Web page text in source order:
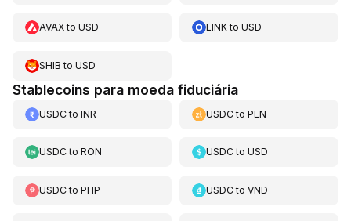
AVAXto USD LINKtoUSD
SHIB to USD
Stablecoins para moeda fiduciária
USDCto INR USDCtoPLN
USDCto RON USDCtoUSD
USDCto PHP USDCtoVND